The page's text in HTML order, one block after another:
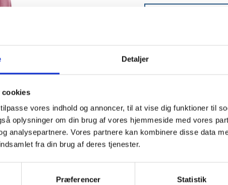
Detaljer
cookies
vores indhold og annoncer, til at vise dig funktioner til
oplysninger om din brug af vores hjemmeside med vores
analysepartnere. Vores partnere kan kombinere disse data
fra din brug af deres tjenester.
Præferencer Statistik
BESKRIVELSE
Pink Mairead top fra Trespass har en
aktiv og på tur. Toppen har split